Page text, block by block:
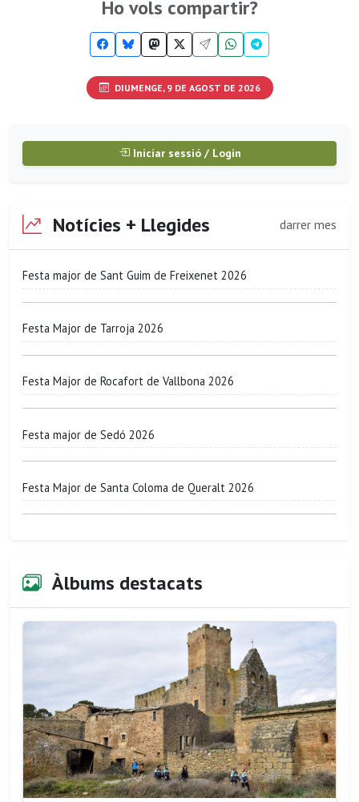
Ho vols compartir?
DIUMENGE, 9 DE AGOST DE 2026
Iniciar sessió / Login
Notícies + Llegides darrer mes
Festa major de Sant Guim de Freixenet 2026
Festa Major de Tarroja 2026
Festa Major de Rocafort de Vallbona 2026
Festa major de Sedó 2026
Festa Major de Santa Coloma de Queralt 2026
Àlbums destacats